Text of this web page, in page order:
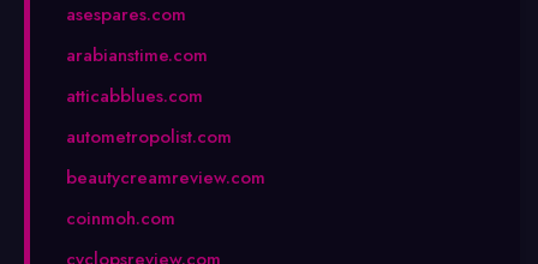
asespares.com
arabianstime.com
atticabblues.com
autometropolist.com
beautycreamreview.com
coinmoh.com